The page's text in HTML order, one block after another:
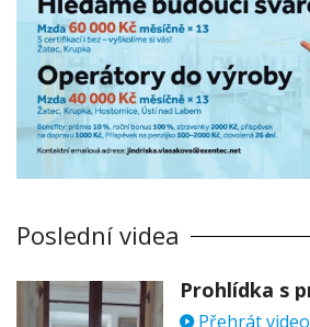
Poslední videa
Přehrát video